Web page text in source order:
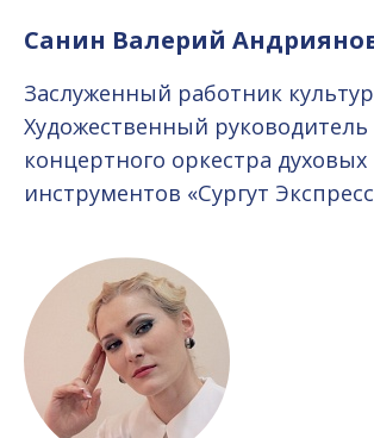
Санин Валерий
Заслуженный работник
Художественный руководитель
концертного оркестра духовых
инструментов «Сургут